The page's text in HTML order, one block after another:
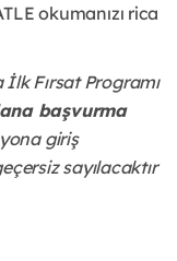
okumanızı rica
Fırsat Programı
başvurma
giriş
sayılacaktır